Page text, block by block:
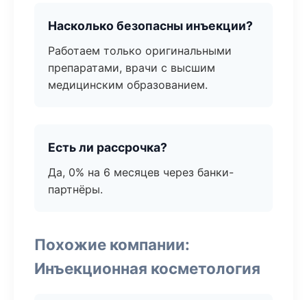
Насколько безопасны инъекции?
Работаем только оригинальными
препаратами, врачи с высшим
медицинским образованием.
Есть ли рассрочка?
Да, 0% на 6 месяцев через банки-
партнёры.
Похожие компании:
Инъекционная косметология